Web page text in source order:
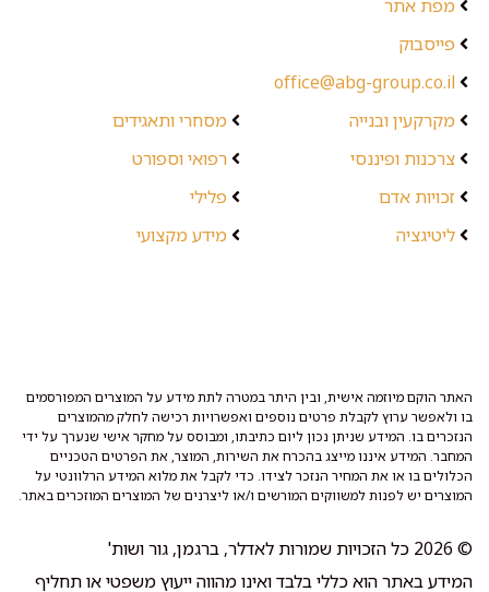
מפת אתר
פייסבוק
office@abg-group.co.il
מקרקעין ובנייה
צרכנות ופיננסי
זכויות אדם
ליטיגציה
מסחרי ותאגידים
רפואי וספורט
פלילי
מידע מקצועי
האתר הוקם מיוזמה אישית, ובין היתר במטרה לתת מידע על המוצרים המפורסמים
בו ולאפשר ערוץ לקבלת פרטים נוספים ואפשרויות רכישה לחלק מהמוצרים
הנזכרים בו. המידע שניתן נכון ליום כתיבתו, ומבוסס על מחקר אישי שנערך על ידי
המחבר. המידע איננו מייצג בהכרח את השירות, המוצר, את הפרטים הטכניים
הכלולים בו או את המחיר הנזכר לצידו. כדי לקבל את מלוא המידע הרלוונטי על
המוצרים יש לפנות למשווקים המורשים ו/או ליצרנים של המוצרים המוזכרים באתר.
© 2026 כל הזכויות שמורות לאדלר, ברגמן, גור ושות'
המידע באתר הוא כללי בלבד ואינו מהווה ייעוץ משפטי או תחליף